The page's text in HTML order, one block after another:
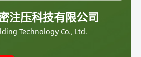
注压科技有限公司
Technology Co., Ltd.